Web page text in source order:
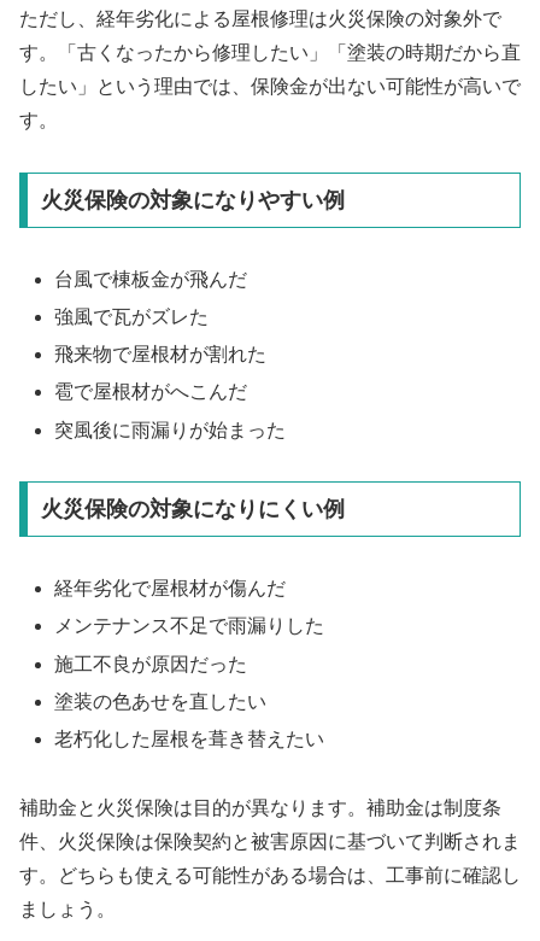
ただし、経年劣化による屋根修理は火災保険の対象外で
す。「古くなったから修理したい」「塗装の時期だから直
したい」という理由では、保険金が出ない可能性が高いで
す。
火災保険の対象になりやすい例
台風で棟板金が飛んだ
強風で瓦がズレた
飛来物で屋根材が割れた
雹で屋根材がへこんだ
突風後に雨漏りが始まった
火災保険の対象になりにくい例
経年劣化で屋根材が傷んだ
メンテナンス不足で雨漏りした
施工不良が原因だった
塗装の色あせを直したい
老朽化した屋根を葺き替えたい
補助金と火災保険は目的が異なります。補助金は制度条
件、火災保険は保険契約と被害原因に基づいて判断されま
す。どちらも使える可能性がある場合は、工事前に確認し
ましょう。